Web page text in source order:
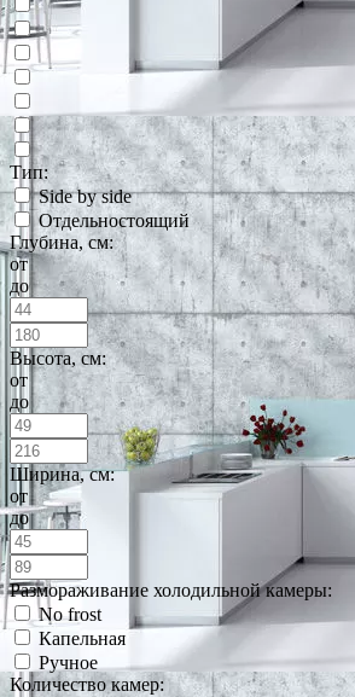
Тип:
Side by side
Отдельностоящий
Глубина, см:
от
до
Высота, см:
от
до
Ширина, см:
от
до
Размораживание холодильной камеры:
No frost
Капельная
Ручное
Количество камер: